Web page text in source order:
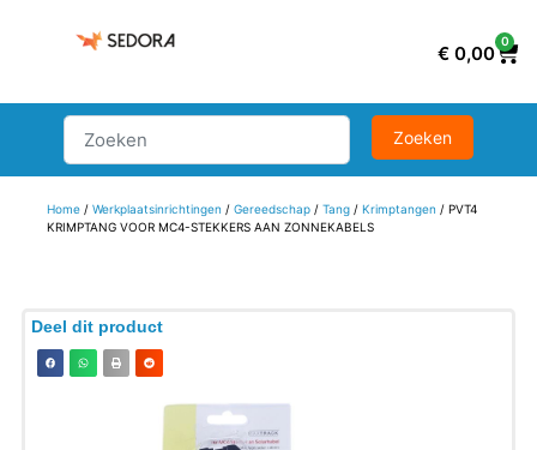
€ 0,00
0
Home/ Werkplaatsinrichtingen / Gereedschap/ Tang/ Krimptangen / PVT4
KRIMPTANG VOOR MC4-STEKKERS AAN ZONNEKABELS
Deel dit product